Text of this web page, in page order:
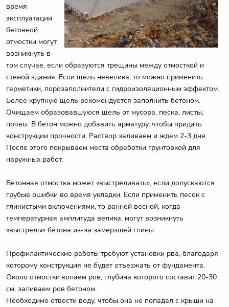
время
эксплуатации
бетонной
отмостки могут
возникнуть в
том случае, если образуются трещины между отмосткой и
стеной здания. Если щель невелика, то можно применить
герметики, порозаполнители с гидроизоляционным эффектом.
Более крупную щель рекомендуется заполнить бетоном.
Очищаем образовавшуюся щель от мусора, песка, листы,
почвы. В бетон можно добавить арматуру, чтобы придать
конструкции прочности. Раствор заливаем и ждем 2-3 дня.
После этого покрываем места обработки грунтовкой для
наружных работ.
Бетонная отмостка может «выстреливать», если допускаются
грубые ошибки во время укладки. Если применить песок с
глинистыми включениями, то ранней весной, когда
температурная амплитуда велика, могут возникнуть
«выстрелы» бетона из-за замерзшей глины.
Профилактические работы требуют установки рва, благодаря
которому конструкция не будет отъезжать от фундамента.
Около отмостки копаем ров, глубина которого составит 20-30
см, заливаем ров бетоном.
Необходимо отвести воду, чтобы она не попадал с крыши на